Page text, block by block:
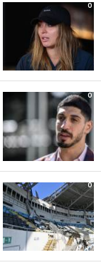
0
0
0